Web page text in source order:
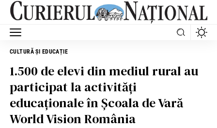
CULTURĂ ȘI EDUCAȚIE
1.500 de elevi din mediul rural au
participat la activități
educaționale în Școala de Vară
World Vision România